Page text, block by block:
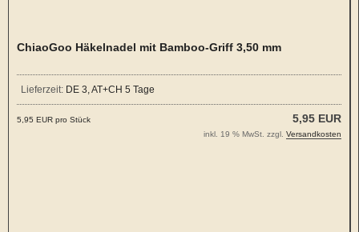
ChiaoGoo Häkelnadel mit Bamboo-Griff 3,50 mm
Lieferzeit: DE 3, AT+CH 5 Tage
5,95 EUR
5,95 EUR pro Stück
inkl. 19 % MwSt. zzgl. Versandkosten